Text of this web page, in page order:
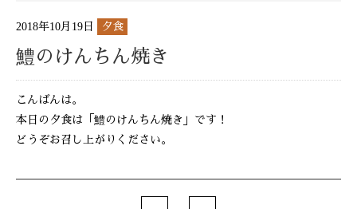
2018年10月19日 夕食
鱧のけんちん焼き
こんばんは。
本日の夕食は「鱧のけんちん焼き」です！
どうぞお召し上がりください。